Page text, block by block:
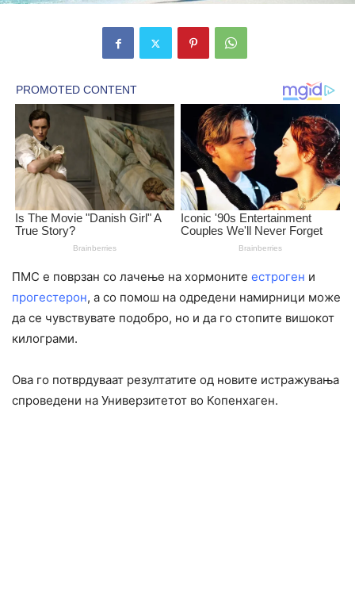
ПМС е поврзан со лачење на хормоните естроген и
прогестерон, а со помош на одредени намирници може
да се чувствувате подобро, но и да го стопите вишокот
килограми.
Ова го потврдуваат резултатите од новите истражувања
спроведени на Универзитетот во Копенхаген.